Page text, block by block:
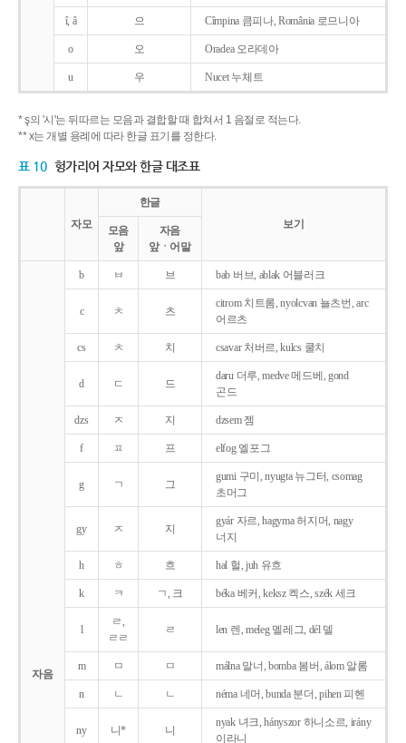
î, â 으 Cîmpina 큼피나, România 로므니아
o 오 Oradea 오라데아
u 우 Nucet 누체트
* ş의 '시'는 뒤따르는 모음과 결합할 때 합쳐서 1 음절로 적는다.
** x는 개별 용례에 따라 한글 표기를 정한다.
표 10 헝가리어 자모와 한글 대조표
자모
한글
보기
모음
앞
자음
앞ㆍ어말
자음
b ㅂ 브 bab 버브, ablak 어블러크
c ㅊ 츠
citrom 치트롬, nyolcvan 뇰츠번, arc
어르츠
cs ㅊ 치 csavar 처버르, kulcs 쿨치
d ㄷ 드
daru 더루, medve 메드베, gond
곤드
dzs ㅈ 지 dzsem 젬
f ㅍ 프 elfog 엘포그
g ㄱ 그
gumi 구미, nyugta 뉴그터, csomag
초머그
gy ㅈ 지
gyár 자르, hagyma 허지머, nagy
너지
h ㅎ 흐 hal 헐, juh 유흐
k ㅋ ㄱ, 크 béka 베커, keksz 켁스, szék 세크
l
ㄹ,
ㄹㄹ
ㄹ len 렌, meleg 멜레그, dél 델
m ㅁ ㅁ málna 말너, bomba 봄버, álom 알롬
n ㄴ ㄴ néma 네머, bunda 분더, pihen 피헨
ny 니* 니
nyak 녀크, hányszor 하니소르, irány
이라니